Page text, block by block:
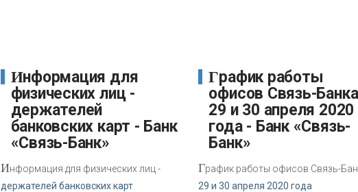
Информация для
физических лиц -
держателей
банковских карт - Банк
«Связь-Банк»
Информация для физических лиц -
держателей банковских карт
График работы
офисов Связь-Банка
29 и 30 апреля 2020
года - Банк «Связь-
Банк»
График работы офисов Связь-
29 и 30 апреля 2020 года